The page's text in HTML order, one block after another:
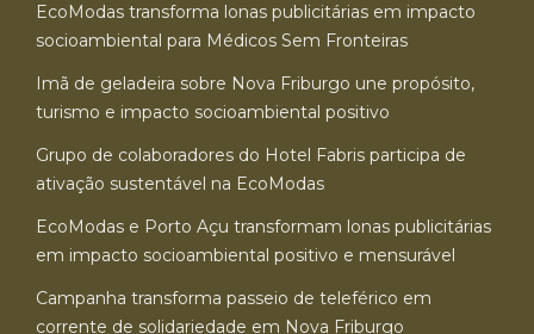
EcoModas transforma lonas publicitárias em impacto
socioambiental para Médicos Sem Fronteiras
Imã de geladeira sobre Nova Friburgo une propósito,
turismo e impacto socioambiental positivo
Grupo de colaboradores do Hotel Fabris participa de
ativação sustentável na EcoModas
EcoModas e Porto Açu transformam lonas publicitárias
em impacto socioambiental positivo e mensurável
Campanha transforma passeio de teleférico em
corrente de solidariedade em Nova Friburgo